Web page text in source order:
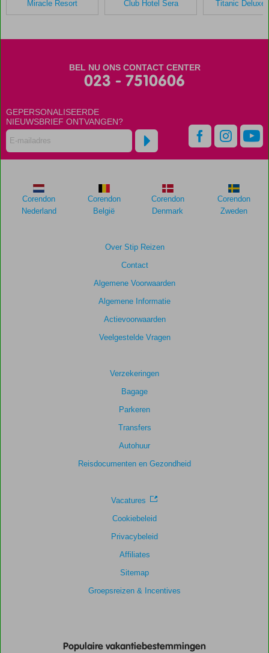
Delphin
zijn
dan
48
worden
meer
weergegeven
om
9,1
Eten
8,5
Wifi kwaliteit
8,6
Miracle Resort Club Hotel Sera Titanic Deluxe
BEL NU ONS CONTACT CENTER
023 - 7510606
GEPERSONALISEERDE
NIEUWSBRIEF ONTVANGEN?
Over Stip Reizen
Contact
Algemene Voorwaarden
Algemene Informatie
Actievoorwaarden
Veelgestelde Vragen
Verzekeringen
Bagage
Parkeren
Transfers
Autohuur
Reisdocumenten en Gezondheid
Vacatures
Cookiebeleid
Privacybeleid
Affiliates
Sitemap
Groepsreizen & Incentives
Corendon
Nederland
Corendon
België
Corendon
Denmark
Corendon
Zweden
Populaire vakantiebestemmingen